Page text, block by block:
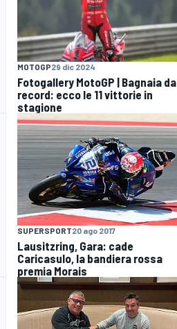
MOTOGP29 dic 2024
Fotogallery MotoGP | Bagnaia da
record: ecco le 11 vittorie in
stagione
SUPERSPORT20 ago 2017
Lausitzring, Gara: cade
Caricasulo, la bandiera rossa
premia Morais